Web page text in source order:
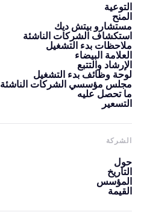
التوعية
المنح
مستشارو بيتش ديك
استكشاف الشركات الناشئة
ملاحظات بدء التشغيل
العلامة البيضاء
الإرشاد والتتبع
لوحة وظائف بدء التشغيل
مجلس مؤسسي الشركات الناشئة
ما تحصل عليه
التسعير
الشركة
حول
التاريخ
المؤسس
القيمة